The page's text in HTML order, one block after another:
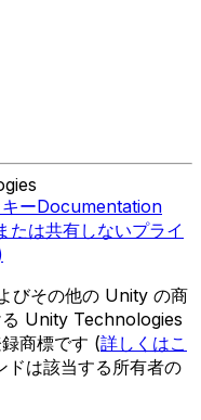
ーDocumentation
たは共有しないプライ
びその他の Unity の商
る Unity Technologies
商標です (詳しくはこ
ドは該当する所有者の